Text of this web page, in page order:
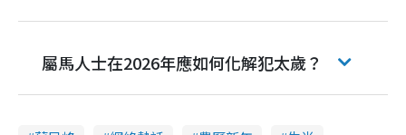
屬馬人士在2026年應如何化解犯太歲？